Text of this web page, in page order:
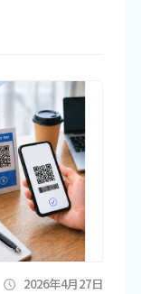
2026年4月27日